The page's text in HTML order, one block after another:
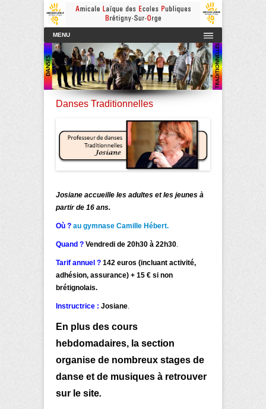
AmicaleLaiqueBretigny
Amicale Laïque des Ecoles Publiques de Brétigny-sur-Orge
Menu principal
Aller au contenu
MENU
Danses Traditionnelles
Josiane accueille les adultes et les jeunes à
partir de 16 ans.
Où ? au gymnase Camille Hébert.
Quand ? Vendredi de 20h30 à 22h30.
Tarif annuel ? 142 euros (incluant activité,
adhésion, assurance) + 15 € si non
brétignolais.
Instructrice : Josiane.
En plus des cours
hebdomadaires, la section
organise de nombreux stages de
danse et de musiques à retrouver
sur le site.